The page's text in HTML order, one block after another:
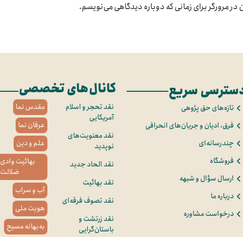
مرورگر برای زمانی که دوباره دیدگاهی می‌نویسم.
سریع
تازه‌های حق پژوهی
فرق، ادیان و جریان‌های انحرافی
چندرسانه‌ای
فروشگاه
ارسال سؤال و شبهه
درباره ما
درخواست مشاوره
کانال‌های تخصصی
نقد تحجر و اسلام
آمریکایی
نقد معنویت‌های
نوپدید
نقد الحاد جدید
نقد بهائیت
نقد تصوف فرقه‌ای
نقد زرتشت و
باستان‌گرایی
مقدس نما
عرفان نما
علم و دین
بهائیت وادی
ضلالت
آب و سراب
هویت ملی
به‌بهانه مسیح